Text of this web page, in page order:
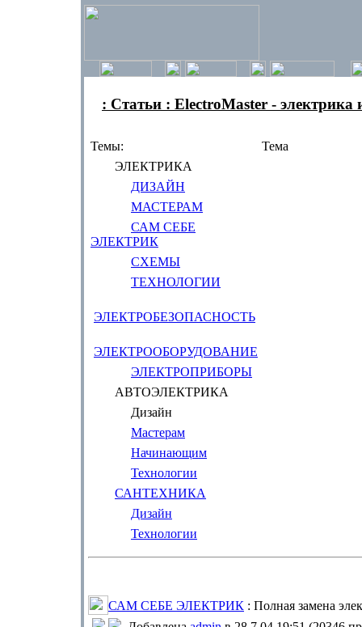
: Статьи : ElectroMaster - электрика
Темы:
Тема
ЭЛЕКТРИКА
ДИЗАЙН
МАСТЕРАМ
САМ СЕБЕ
ЭЛЕКТРИК
СХЕМЫ
ТЕХНОЛОГИИ
ЭЛЕКТРОБЕЗОПАСНОСТЬ
ЭЛЕКТРООБОРУДОВАНИЕ
ЭЛЕКТРОПРИБОРЫ
АВТОЭЛЕКТРИКА
Дизайн
Мастерам
Начинающим
Технологии
САНТЕХНИКА
Дизайн
Технологии
САМ СЕБЕ ЭЛЕКТРИК : Полная замена